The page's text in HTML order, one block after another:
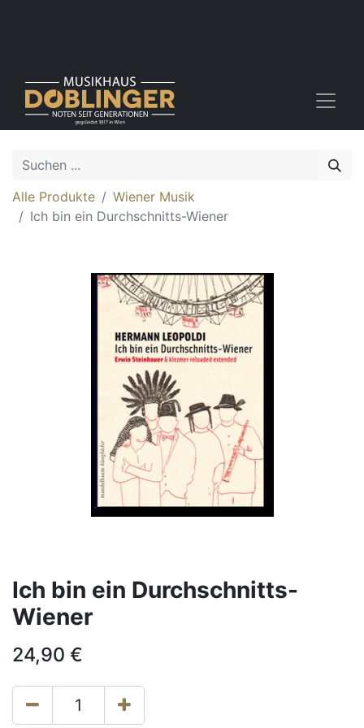
Alle Produkte
Wiener Musik
Ich bin ein Durchschnitts-Wiener
Ich bin ein Durchschnitts-
Wiener
24,90 €